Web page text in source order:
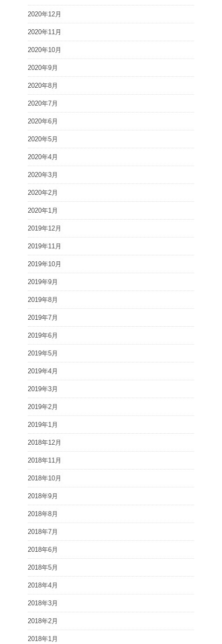
2020年12月
2020年11月
2020年10月
2020年9月
2020年8月
2020年7月
2020年6月
2020年5月
2020年4月
2020年3月
2020年2月
2020年1月
2019年12月
2019年11月
2019年10月
2019年9月
2019年8月
2019年7月
2019年6月
2019年5月
2019年4月
2019年3月
2019年2月
2019年1月
2018年12月
2018年11月
2018年10月
2018年9月
2018年8月
2018年7月
2018年6月
2018年5月
2018年4月
2018年3月
2018年2月
2018年1月